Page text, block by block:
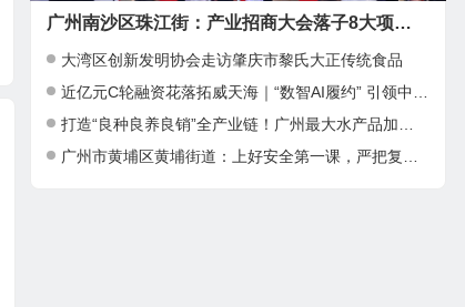
广州南沙区珠江街：产业招商大会落子8大项目，邀湾区客商抢占“南沙站”红利
大湾区创新发明协会走访肇庆市黎氏大正传统食品
近亿元C轮融资花落拓威天海｜“数智AI履约” 引领中大件出海新基建
打造“良种良养良销”全产业链！广州最大水产品加工项目在南沙正式投产
广州市黄埔区黄埔街道：上好安全第一课，严把复工复产安全关